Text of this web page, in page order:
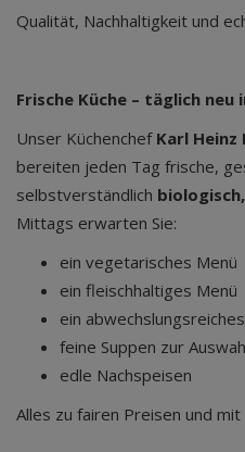
Qualität, Nachhaltigkeit und
Frische Küche – täglich
Unser Küchenchef Karl Heinz
bereiten jeden Tag frische,
selbstverständlich
Mittags erwarten Sie:
ein vegetarisches Menü
ein fleischhaltiges Menü
ein
feine Suppen zur
edle Nachspeisen
Alles zu fairen Preisen und